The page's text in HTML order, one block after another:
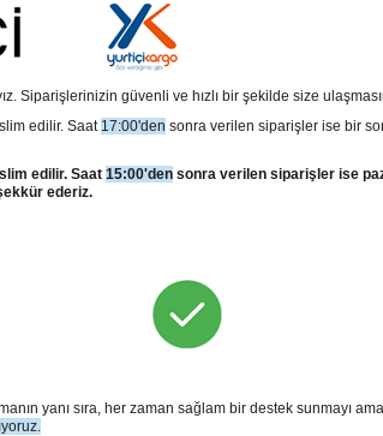
Siparişlerinizin güvenli ve hızlı bir şekilde size
edilir. Saat 17:00'den sonra verilen siparişler ise bir
edilir. Saat 15:00'den sonra verilen siparişler ise
ederiz.
yanı sıra, her zaman sağlam bir destek sunmayı